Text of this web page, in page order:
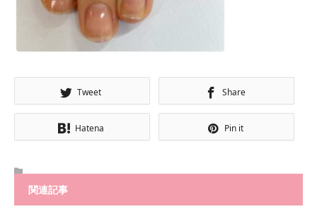
Tweet Share
Hatena Pin it
関連記事